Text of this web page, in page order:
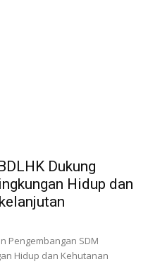
Dukung
Hidup dan
Pengembangan SDM
Hidup dan Kehutanan